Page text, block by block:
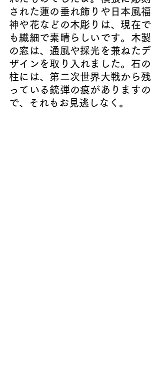
された蓮の垂れ飾りや日本風福
神や花などの木彫りは、現在で
も繊細で素晴らしいです。木製
の窓は、通風や採光を兼ねたデ
ザインを取り入れました。石の
柱には、第二次世界大戦から残
っている銃弾の痕がありますの
で、それもお見逃しなく。